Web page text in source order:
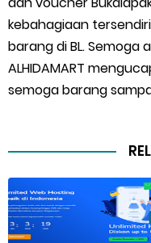
kebahagiaan
barang di BL.
ALHIDAMART
semoga barang